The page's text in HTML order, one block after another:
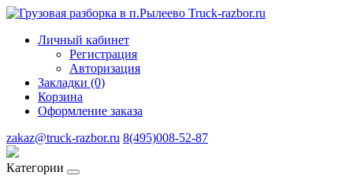
Личный кабинет
Регистрация
Авторизация
Закладки (0)
Корзина
Оформление заказа
zakaz@truck-razbor.ru 8(495)008-52-87
Категории